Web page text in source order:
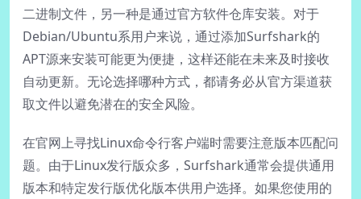
二进制文件，另一种是通过官方软件仓库安装。对于
Debian/Ubuntu系用户来说，通过添加Surfshark的
APT源来安装可能更为便捷，这样还能在未来及时接收
自动更新。无论选择哪种方式，都请务必从官方渠道获
取文件以避免潜在的安全风险。
在官网上寻找Linux命令行客户端时需要注意版本匹配问
题。由于Linux发行版众多，Surfshark通常会提供通用
版本和特定发行版优化版本供用户选择。如果您使用的